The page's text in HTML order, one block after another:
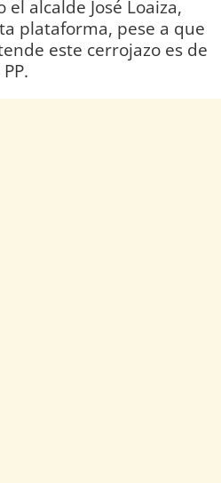
alcalde José Loaiza,
plataforma, pese a que
este cerrojazo es de